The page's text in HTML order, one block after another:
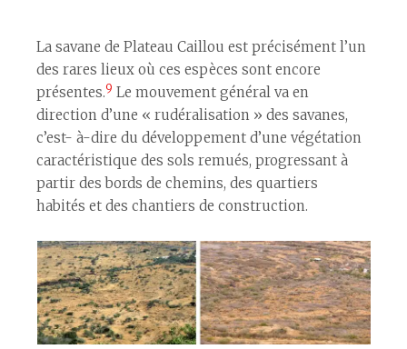
La savane de Plateau Caillou est précisément l’un
des rares lieux où ces espèces sont encore
présentes.9 Le mouvement général va en
direction d’une « rudéralisation » des savanes,
c’est- à-dire du développement d’une végétation
caractéristique des sols remués, progressant à
partir des bords de chemins, des quartiers
habités et des chantiers de construction.